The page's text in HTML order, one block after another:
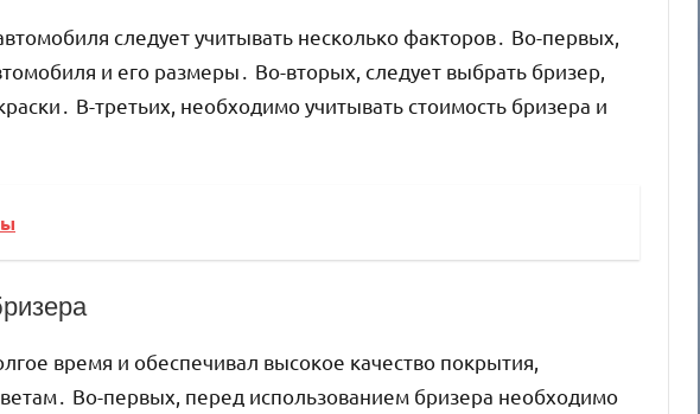
следует учитывать несколько факторов․ Во-первых,
и его размеры․ Во-вторых, следует выбрать бризер,
В-третьих, необходимо учитывать стоимость бризера и
время и обеспечивал высокое качество покрытия,
Во-первых, перед использованием бризера необходимо